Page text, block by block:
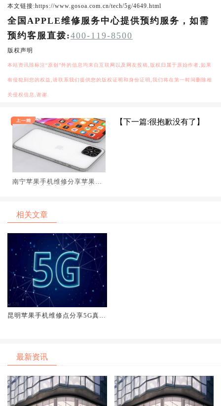
本文链接:https://www.gosoa.com.cn/tech/5g/4649.html
全国APPLE维修服务中心提供预约服务，如需
预约客服直拨:400-119-8500
版权声明
本站资讯除标注“原创”外的信息均来自互联网以及网友投稿,版权归属于原始作者,如果
有侵犯到您的权益,请联系我们提供您的版权证明和身份证明,我们将在第一时间删除相
关侵权信息,谢谢.
南宁苹果手机维修分享苹果的i
【下一篇:很抱歉没有了】
相关文章
昆明苹果手机维修点分享5G真正
最新资讯